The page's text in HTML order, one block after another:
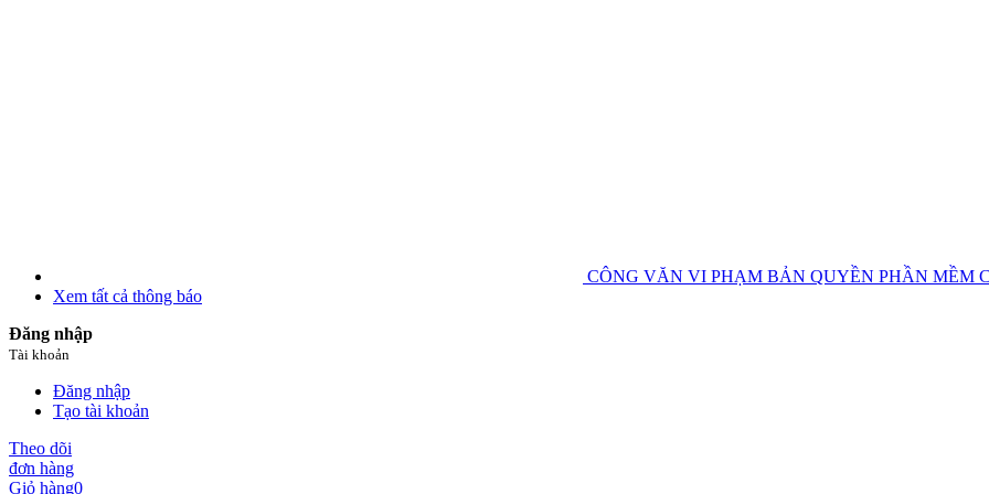
CÔNG VĂN VI PHẠM BẢN QUYỀN PHẦN MỀM
Xem tất cả thông báo
Đăng nhập
Tài khoản
Đăng nhập
Tạo tài khoản
Theo dõi
đơn hàng
Giỏ hàng0